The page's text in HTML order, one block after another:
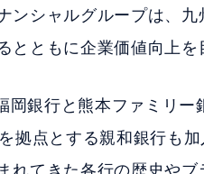
ンシャルグループは、
とともに企業価値向上を
岡銀行と熊本ファミリ
拠点とする親和銀行も
れてきた各行の歴史や